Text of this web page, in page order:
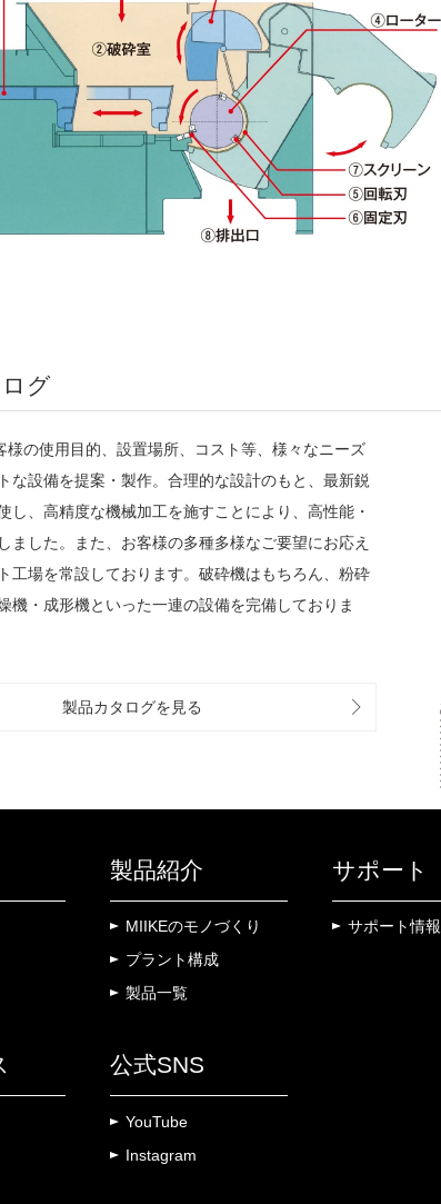
グ
様の使用目的、設置場所、コスト等、様々なニーズ
な設備を提案・製作。合理的な設計のもと、最新鋭
し、高精度な機械加工を施すことにより、高性能・
ました。また、お客様の多種多様なご要望にお応え
工場を常設しております。破砕機はもちろん、粉砕
機・成形機といった一連の設備を完備しておりま
製品カタログを見る
製品紹介
MIIKEのモノづくり
プラント構成
製品一覧
サポート
サポート情報
公式SNS
YouTube
Instagram